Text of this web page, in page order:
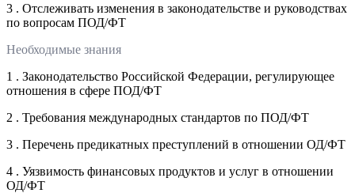
3 . Отслеживать изменения в законодательстве и руководствах
по вопросам ПОД/ФТ
Необходимые знания
1 . Законодательство Российской Федерации, регулирующее
отношения в сфере ПОД/ФТ
2 . Требования международных стандартов по ПОД/ФТ
3 . Перечень предикатных преступлений в отношении ОД/ФТ
4 . Уязвимость финансовых продуктов и услуг в отношении
ОД/ФТ